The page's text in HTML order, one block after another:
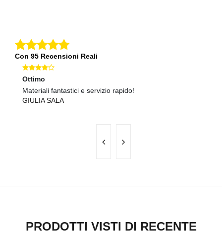
Con 95 Recensioni Reali
Ottimo
Materiali fantastici e servizio rapido!
GIULIA SALA
PRODOTTI VISTI DI RECENTE